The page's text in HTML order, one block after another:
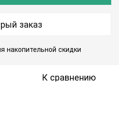
заказ
накопительной скидки
К сравнению